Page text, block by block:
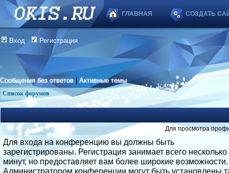
ГЛАВНАЯ СОЗДАТЬ
Вход Регистрация
Сообщения без ответов |Активные темы
Список форумов
Для просмотра
Для входа на конференцию вы должны быть
зарегистрированы. Регистрация занимает всего несколько
минут, но предоставляет вам более широкие возможности.
Администратором конференции могут быть установлены